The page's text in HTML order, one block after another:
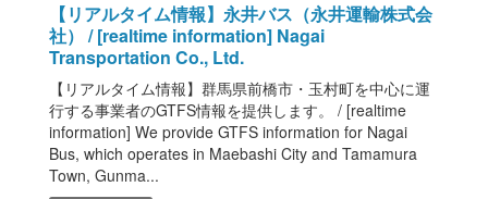
【リアルタイム情報】永井バス（永井運輸株式会
社） / [realtime information] Nagai
Transportation Co., Ltd.
【リアルタイム情報】群馬県前橋市・玉村町を中心に運
行する事業者のGTFS情報を提供します。 / [realtime
information] We provide GTFS information for Nagai
Bus, which operates in Maebashi City and Tamamura
Town, Gunma...